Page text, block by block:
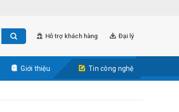
Hỗ trợ khách hàng Đại lý
Giới thiệu Tin công nghệ